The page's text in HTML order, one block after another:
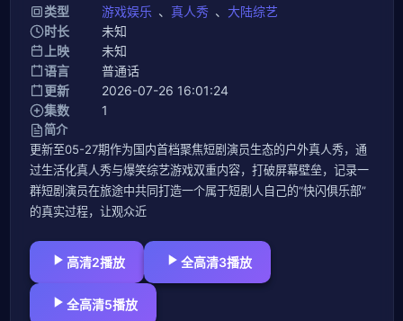
类型
游戏娱乐 、 真人秀 、 大陆综艺
时长
未知
上映
未知
语言
普通话
更新
2026-07-26 16:01:24
集数
1
简介
更新至05-27期作为国内首档聚焦短剧演员生态的户外真人秀，通
过生活化真人秀与爆笑综艺游戏双重内容，打破屏幕壁垒，记录一
群短剧演员在旅途中共同打造一个属于短剧人自己的“快闪俱乐部”
的真实过程，让观众近
高清2播放 全高清3播放
全高清5播放